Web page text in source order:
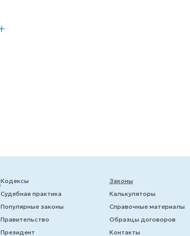
Кодексы
Судебная практика
Популярные законы
Правительство
Президент
Законы
Калькуляторы
Справочные материалы
Образцы договоров
Контакты